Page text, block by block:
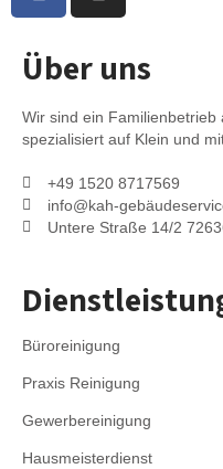
Über uns
Wir sind ein
spezialisiert auf Klein und
+49 1520 8717569
info@kah-
Untere Straße 14/2
Büroreinigung
Praxis Reinigung
Gewerbereinigung
Hausmeisterdienst